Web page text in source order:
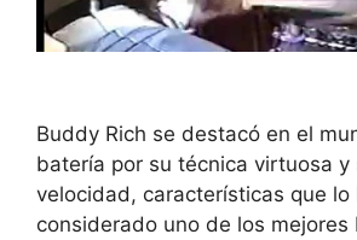
Buddy Rich se destacó en el
batería por su técnica virtuosa y
velocidad, características que lo
considerado uno de los